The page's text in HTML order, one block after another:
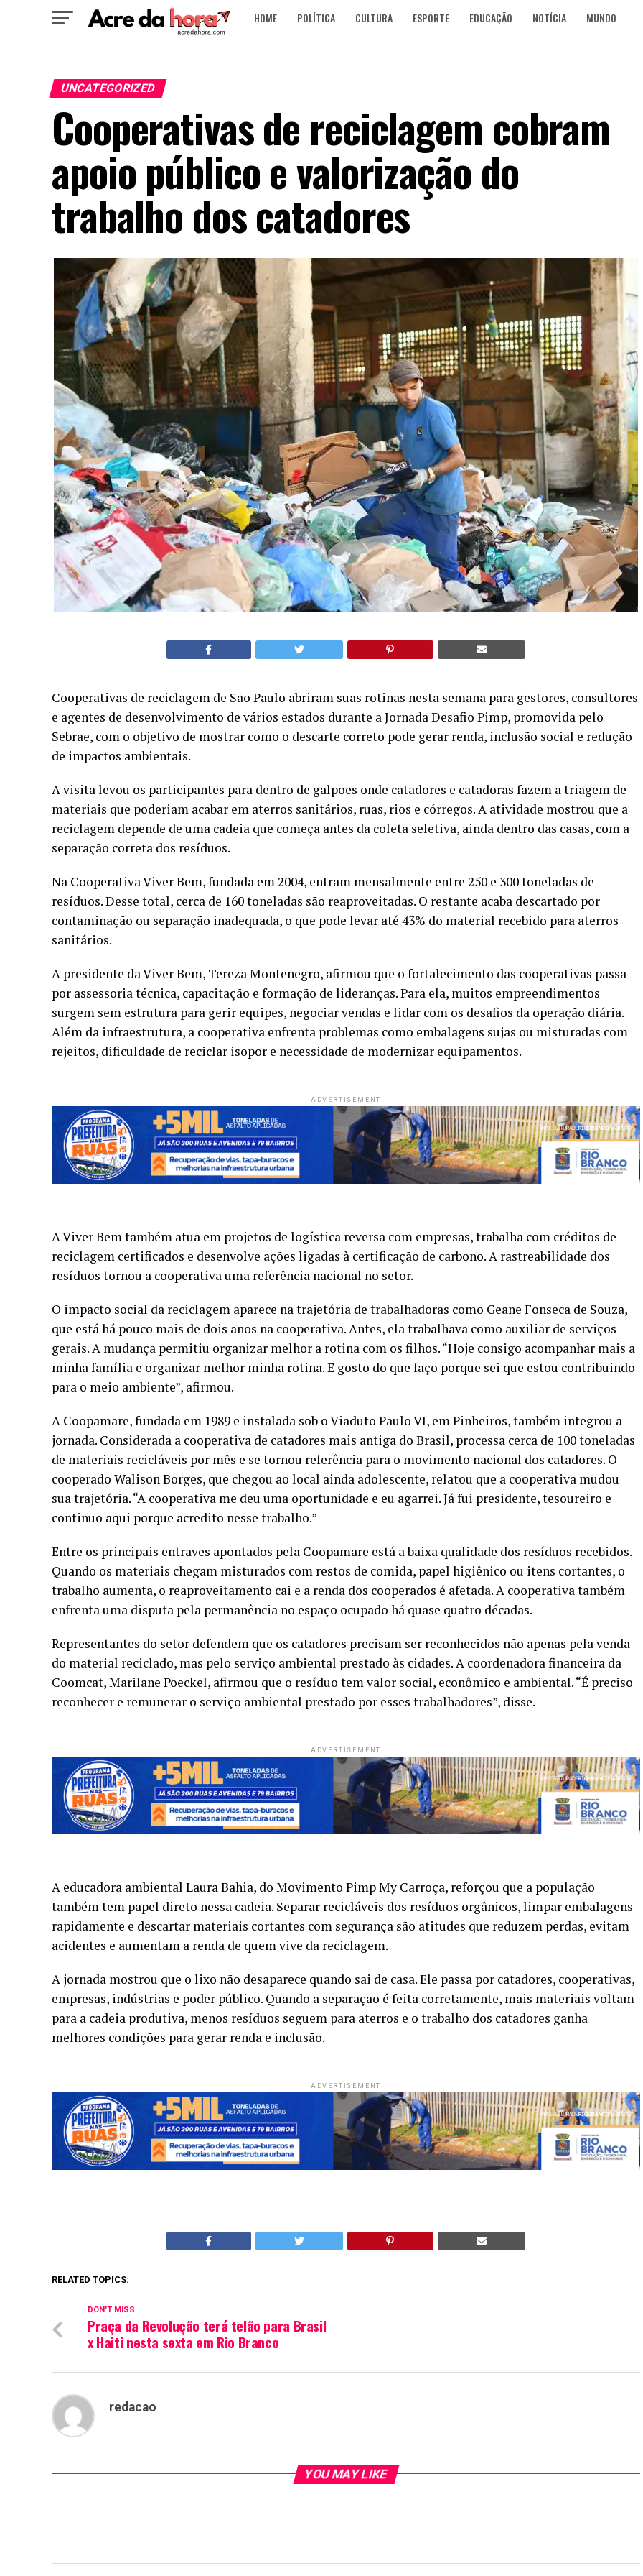
HOME POLÍTICA CULTURA ESPORTE EDUCAÇÃO NOTÍCIA MUNDO
UNCATEGORIZED
Cooperativas de reciclagem cobram
apoio público e valorização do
trabalho dos catadores
Cooperativas de reciclagem de São Paulo abriram suas rotinas nesta semana para gestores, consultores
e agentes de desenvolvimento de vários estados durante a Jornada Desafio Pimp, promovida pelo
Sebrae, com o objetivo de mostrar como o descarte correto pode gerar renda, inclusão social e redução
de impactos ambientais.
A visita levou os participantes para dentro de galpões onde catadores e catadoras fazem a triagem de
materiais que poderiam acabar em aterros sanitários, ruas, rios e córregos. A atividade mostrou que a
reciclagem depende de uma cadeia que começa antes da coleta seletiva, ainda dentro das casas, com a
separação correta dos resíduos.
Na Cooperativa Viver Bem, fundada em 2004, entram mensalmente entre 250 e 300 toneladas de
resíduos. Desse total, cerca de 160 toneladas são reaproveitadas. O restante acaba descartado por
contaminação ou separação inadequada, o que pode levar até 43% do material recebido para aterros
sanitários.
A presidente da Viver Bem, Tereza Montenegro, afirmou que o fortalecimento das cooperativas passa
por assessoria técnica, capacitação e formação de lideranças. Para ela, muitos empreendimentos
surgem sem estrutura para gerir equipes, negociar vendas e lidar com os desafios da operação diária.
Além da infraestrutura, a cooperativa enfrenta problemas como embalagens sujas ou misturadas com
rejeitos, dificuldade de reciclar isopor e necessidade de modernizar equipamentos.
ADVERTISEMENT
A Viver Bem também atua em projetos de logística reversa com empresas, trabalha com créditos de
reciclagem certificados e desenvolve ações ligadas à certificação de carbono. A rastreabilidade dos
resíduos tornou a cooperativa uma referência nacional no setor.
O impacto social da reciclagem aparece na trajetória de trabalhadoras como Geane Fonseca de Souza,
que está há pouco mais de dois anos na cooperativa. Antes, ela trabalhava como auxiliar de serviços
gerais. A mudança permitiu organizar melhor a rotina com os filhos. “Hoje consigo acompanhar mais a
minha família e organizar melhor minha rotina. E gosto do que faço porque sei que estou contribuindo
para o meio ambiente”, afirmou.
A Coopamare, fundada em 1989 e instalada sob o Viaduto Paulo VI, em Pinheiros, também integrou a
jornada. Considerada a cooperativa de catadores mais antiga do Brasil, processa cerca de 100 toneladas
de materiais recicláveis por mês e se tornou referência para o movimento nacional dos catadores. O
cooperado Walison Borges, que chegou ao local ainda adolescente, relatou que a cooperativa mudou
sua trajetória. “A cooperativa me deu uma oportunidade e eu agarrei. Já fui presidente, tesoureiro e
continuo aqui porque acredito nesse trabalho.”
Entre os principais entraves apontados pela Coopamare está a baixa qualidade dos resíduos recebidos.
Quando os materiais chegam misturados com restos de comida, papel higiênico ou itens cortantes, o
trabalho aumenta, o reaproveitamento cai e a renda dos cooperados é afetada. A cooperativa também
enfrenta uma disputa pela permanência no espaço ocupado há quase quatro décadas.
Representantes do setor defendem que os catadores precisam ser reconhecidos não apenas pela venda
do material reciclado, mas pelo serviço ambiental prestado às cidades. A coordenadora financeira da
Coomcat, Marilane Poeckel, afirmou que o resíduo tem valor social, econômico e ambiental. “É preciso
reconhecer e remunerar o serviço ambiental prestado por esses trabalhadores”, disse.
ADVERTISEMENT
A educadora ambiental Laura Bahia, do Movimento Pimp My Carroça, reforçou que a população
também tem papel direto nessa cadeia. Separar recicláveis dos resíduos orgânicos, limpar embalagens
rapidamente e descartar materiais cortantes com segurança são atitudes que reduzem perdas, evitam
acidentes e aumentam a renda de quem vive da reciclagem.
A jornada mostrou que o lixo não desaparece quando sai de casa. Ele passa por catadores, cooperativas,
empresas, indústrias e poder público. Quando a separação é feita corretamente, mais materiais voltam
para a cadeia produtiva, menos resíduos seguem para aterros e o trabalho dos catadores ganha
melhores condições para gerar renda e inclusão.
ADVERTISEMENT
RELATED TOPICS:
DON'T MISS
Praça da Revolução terá telão para Brasil
x Haiti nesta sexta em Rio Branco
redacao
YOU MAY LIKE